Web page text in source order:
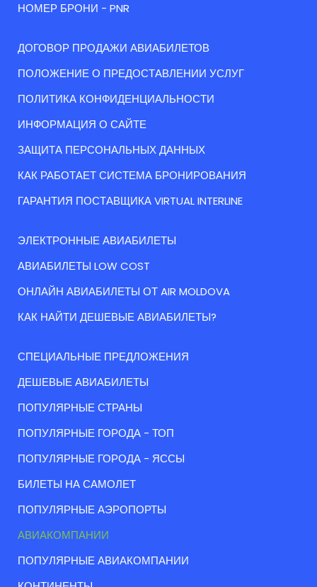
НОМЕР БРОНИ - PNR
ДОГОВОР ПРОДАЖИ АВИАБИЛЕТОВ
ПОЛОЖЕНИЕ О ПРЕДОСТАВЛЕНИИ УСЛУГ
ПОЛИТИКА КОНФИДЕНЦИАЛЬНОСТИ
ИНФОРМАЦИЯ О САЙТЕ
ЗАЩИТА ПЕРСОНАЛЬНЫХ ДАННЫХ
КАК РАБОТАЕТ СИСТЕМА БРОНИРОВАНИЯ
ГАРАНТИЯ ПОСТАВЩИКА VIRTUAL INTERLINE
ЭЛЕКТРОННЫЕ АВИАБИЛЕТЫ
АВИАБИЛЕТЫ LOW COST
ОНЛАЙН АВИАБИЛЕТЫ ОТ AIR MOLDOVA
КАК НАЙТИ ДЕШЕВЫЕ АВИАБИЛЕТЫ?
СПЕЦИАЛЬНЫЕ ПРЕДЛОЖЕНИЯ
ДЕШЕВЫЕ АВИАБИЛЕТЫ
ПОПУЛЯРНЫЕ СТРАНЫ
ПОПУЛЯРНЫЕ ГОРОДА - ТОП
ПОПУЛЯРНЫЕ ГОРОДА - ЯССЫ
БИЛЕТЫ НА САМОЛЕТ
ПОПУЛЯРНЫЕ АЭРОПОРТЫ
АВИАКОМПАНИИ
ПОПУЛЯРНЫЕ АВИАКОМПАНИИ